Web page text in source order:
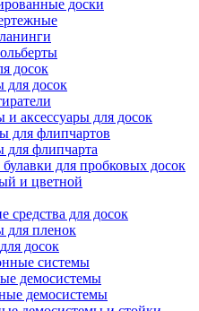
доски
досок
для досок
аксессуары для досок
для флипчартов
для флипчарта
для пробковых досок
и цветной
средства для досок
для пленок
досок
системы
демосистемы
демосистемы